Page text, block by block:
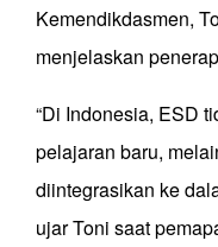
Kemendikdasmen,
menjelaskan
“Di Indonesia, ESD
pelajaran baru,
diintegrasikan ke
ujar Toni saat